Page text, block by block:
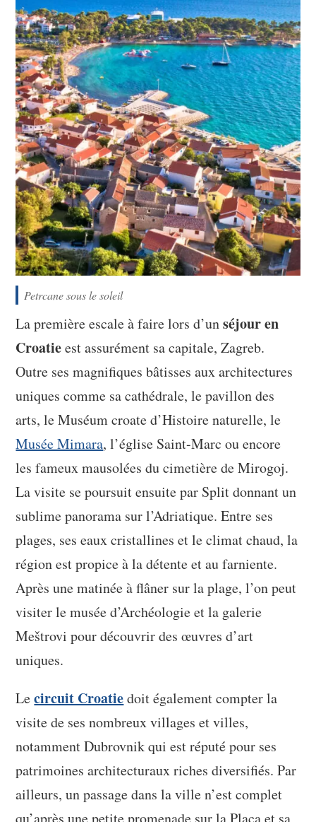
Petrcane sous le soleil
La première escale à faire lors d’unséjour en
Croatieest assurément sa capitale, Zagreb.
Outre ses magnifiques bâtisses aux architectures
uniques comme sa cathédrale, le pavillon des
arts, le Muséum croate d’Histoire naturelle, le
Musée Mimara, l’église Saint-Marc ou encore
les fameux mausolées du cimetière de Mirogoj.
La visite se poursuit ensuite par Split donnant un
sublime panorama sur l’Adriatique. Entre ses
plages, ses eaux cristallines et le climat chaud, la
région est propice à la détente et au farniente.
Après une matinée à flâner sur la plage, l’on peut
visiter le musée d’Archéologie et la galerie
Meštrovi pour découvrir des œuvres d’art
uniques.
Lecircuit Croatie doit également compter la
visite de ses nombreux villages et villes,
notamment Dubrovnik qui est réputé pour ses
patrimoines architecturaux riches diversifiés. Par
ailleurs, un passage dans la ville n’est complet
qu’après une petite promenade sur la Placa et sa